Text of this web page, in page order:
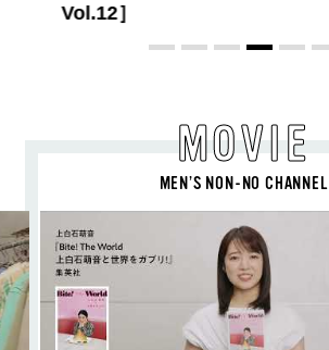
MOVIE
MEN’S NON-NO CHANNEL